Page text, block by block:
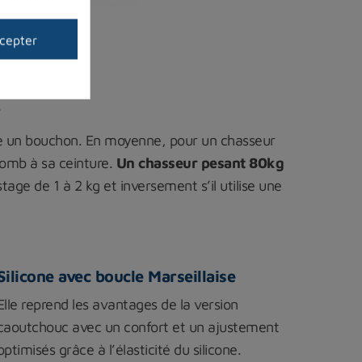
bouchon. En moyenne, pour un chasseur
à sa ceinture. Un chasseur pesant 80kg
de 1 à 2 kg et inversement s’il utilise une
avec boucle Marseillaise
reprend les avantages de la version
avec un confort et un ajustement
grâce à l’élasticité du silicone.